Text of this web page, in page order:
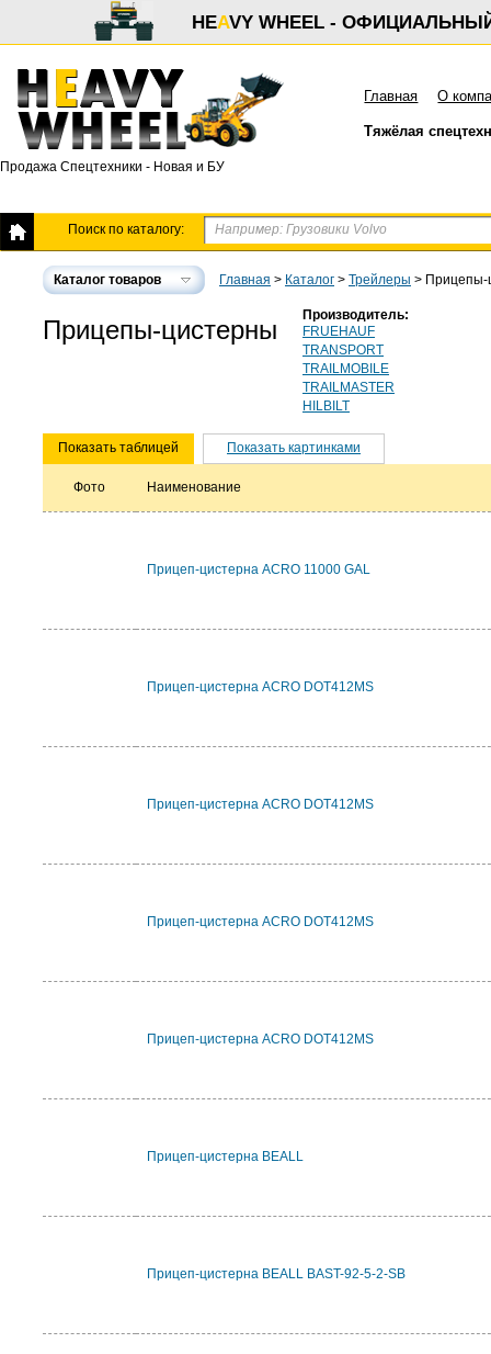
HEAVY WHEEL -
Продажа Спецтехники - Новая и БУ
Главная О
Тяжёлая
Поиск по каталогу:
Каталог товаров Главная > Каталог > Трейлеры > Прицепы-
Прицепы-цистерны
Производитель:
FRUEHAUF
TRANSPORT
TRAILMOBILE
TRAILMASTER
HILBILT
Показать таблицей Показать картинками
Фото Наименование
Прицеп-цистерна ACRO 11000 GAL
Прицеп-цистерна ACRO DOT412MS
Прицеп-цистерна ACRO DOT412MS
Прицеп-цистерна ACRO DOT412MS
Прицеп-цистерна ACRO DOT412MS
Прицеп-цистерна BEALL
Прицеп-цистерна BEALL BAST-92-5-2-SB